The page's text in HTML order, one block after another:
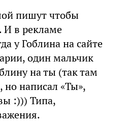
пишут чтобы
И в рекламе
у Гоблина на сайте
один мальчик
на ты (так там
написал «Ты»,
:))) Типа,